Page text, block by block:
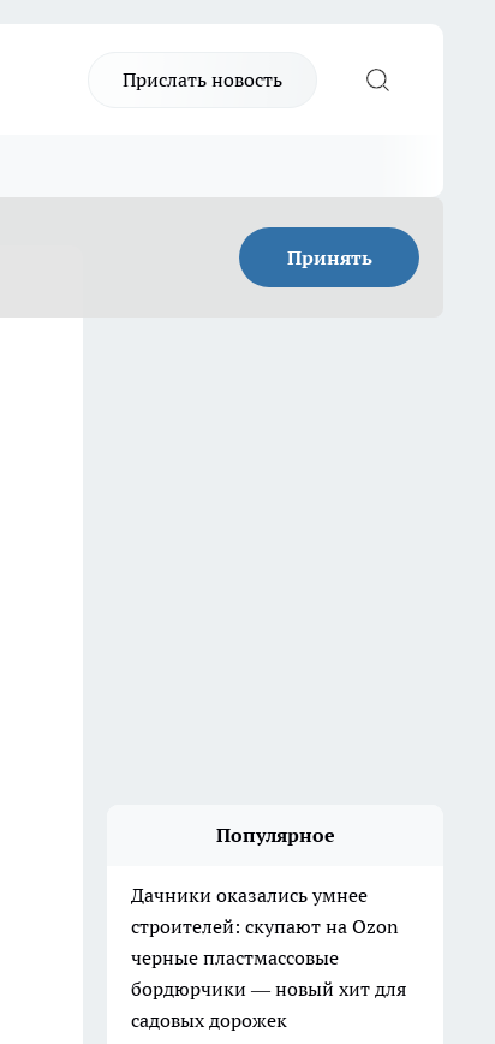
Прислать новость
Принять
Популярное
Дачники оказались умнее
строителей: скупают на Ozon
черные пластмассовые
бордюрчики — новый хит для
садовых дорожек